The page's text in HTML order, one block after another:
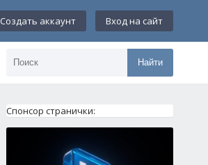
Создать аккаунт Вход на сайт
Найти
Спонсор странички: